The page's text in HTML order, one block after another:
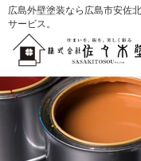
広島外壁塗装なら広島市安佐
サービス。